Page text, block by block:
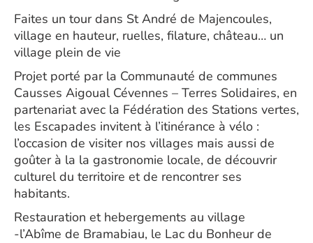
Faites un tour dans St André de Majencoules,
village en hauteur, ruelles, filature, château… un
village plein de vie
Projet porté par la Communauté de communes
Causses Aigoual Cévennes – Terres Solidaires, en
partenariat avec la Fédération des Stations vertes,
les Escapades invitent à l’itinérance à vélo :
l’occasion de visiter nos villages mais aussi de
goûter à la la gastronomie locale, de découvrir
culturel du territoire et de rencontrer ses
habitants.
Restauration et hebergements au village
-l’Abîme de Bramabiau, le Lac du Bonheur de